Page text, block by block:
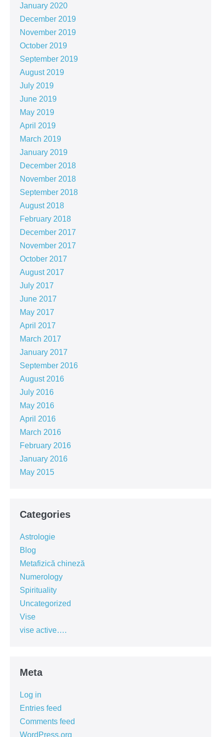
January 2020
December 2019
November 2019
October 2019
September 2019
August 2019
July 2019
June 2019
May 2019
April 2019
March 2019
January 2019
December 2018
November 2018
September 2018
August 2018
February 2018
December 2017
November 2017
October 2017
August 2017
July 2017
June 2017
May 2017
April 2017
March 2017
January 2017
September 2016
August 2016
July 2016
May 2016
April 2016
March 2016
February 2016
January 2016
May 2015
Categories
Astrologie
Blog
Metafizică chineză
Numerology
Spirituality
Uncategorized
Vise
vise active….
Meta
Log in
Entries feed
Comments feed
WordPress.org